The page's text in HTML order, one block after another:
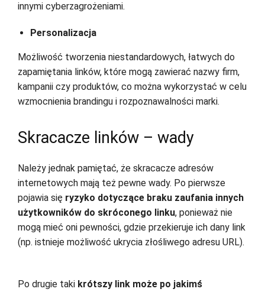
innymi cyberzagrożeniami.
Personalizacja
Możliwość tworzenia niestandardowych, łatwych do
zapamiętania linków, które mogą zawierać nazwy firm,
kampanii czy produktów, co można wykorzystać w celu
wzmocnienia brandingu i rozpoznawalności marki.
Skracacze linków – wady
Należy jednak pamiętać, że skracacze adresów
internetowych mają też pewne wady. Po pierwsze
pojawia się ryzyko dotyczące braku zaufania innych
użytkowników do skróconego linku, ponieważ nie
mogą mieć oni pewności, gdzie przekieruje ich dany link
(np. istnieje możliwość ukrycia złośliwego adresu URL).
Po drugie taki krótszy link może po jakimś